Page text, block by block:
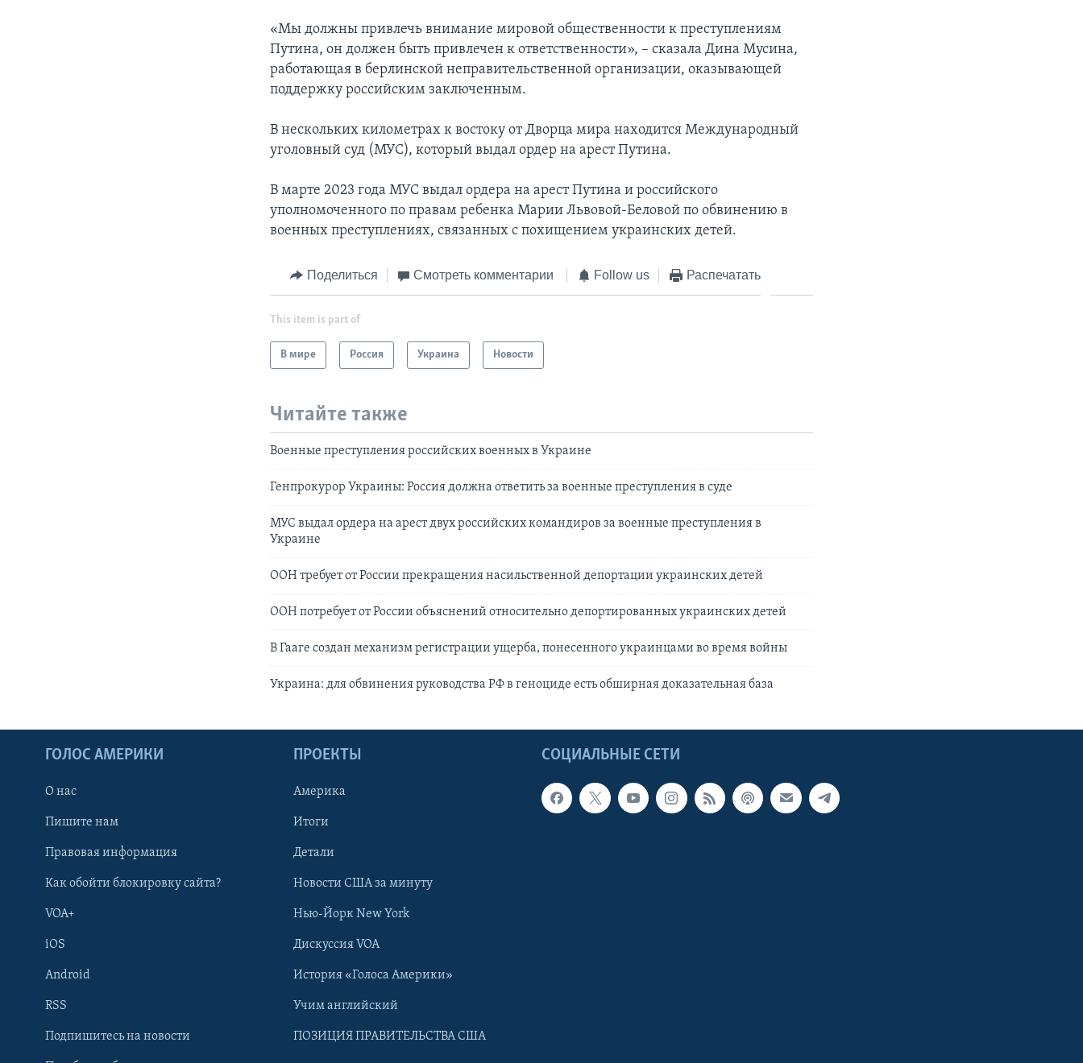
Learning English
«Мы должны привлечь внимание мировой общественности к преступлениям
Путина, он должен быть привлечен к ответственности», – сказала Дина Мусина,
работающая в берлинской неправительственной организации, оказывающей
поддержку российским заключенным.
В нескольких километрах к востоку от Дворца мира находится Международный
уголовный суд (МУС), который выдал ордер на арест Путина.
В марте 2023 года МУС выдал ордера на арест Путина и российского
уполномоченного по правам ребенка Марии Львовой-Беловой по обвинению в
военных преступлениях, связанных с похищением украинских детей.
Поделиться Смотреть комментарии Follow us Распечатать
This item is part of
В мире Россия Украина Новости
Читайте также
Военные преступления российских военных в Украине
Генпрокурор Украины: Россия должна ответить за военные преступления в суде
МУС выдал ордера на арест двух российских командиров за военные преступления в
Украине
ООН требует от России прекращения насильственной депортации украинских детей
ООН потребует от России объяснений относительно депортированных украинских детей
В Гааге создан механизм регистрации ущерба, понесенного украинцами во время войны
Украина: для обвинения руководства РФ в геноциде есть обширная доказательная база
СОЦИАЛЬНЫЕ СЕТИ
ГОЛОС АМЕРИКИ
О нас
Пишите нам
Правовая информация
Как обойти блокировку сайта?
VOA+
iOS
Android
RSS
Подпишитесь на новости
ПРОЕКТЫ
Америка
Итоги
Детали
Новости США за минуту
Нью-Йорк New York
Дискуссия VOA
История «Голоса Америки»
Учим английский
ПОЗИЦИЯ ПРАВИТЕЛЬСТВА США